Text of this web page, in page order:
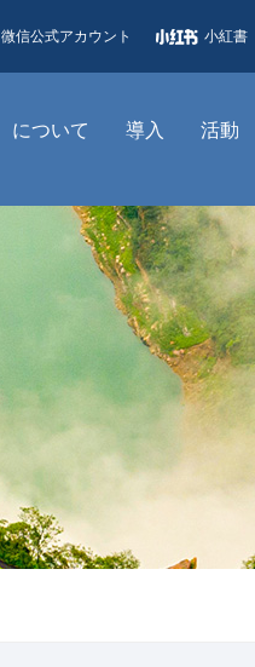
微信公式アカウント 小紅書
について 導入 活動